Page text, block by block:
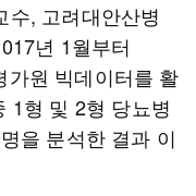
수, 고려대안산병
년 1월부터
가원 빅데이터를 활
1형 및 2형 당뇨병
을 분석한 결과 이